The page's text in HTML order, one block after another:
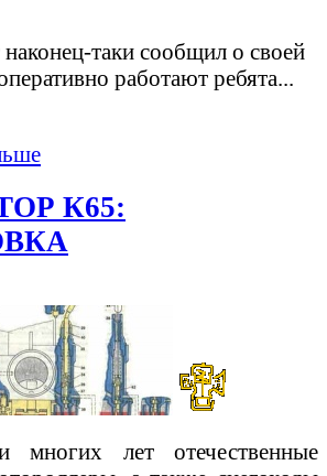
таки сообщил о своей
работают ребята...
К65:
многих лет отечественные